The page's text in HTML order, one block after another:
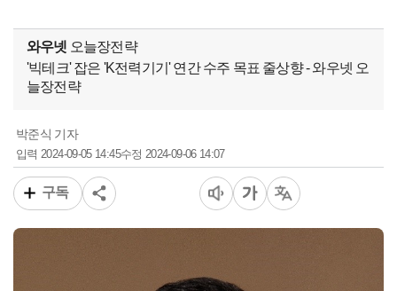
와우넷 오늘장전략
'빅테크' 잡은 'K전력기기' 연간 수주 목표 줄상향 - 와우넷 오
늘장전략
박준식 기자
입력 2024-09-05 14:45수정 2024-09-06 14:07
구독